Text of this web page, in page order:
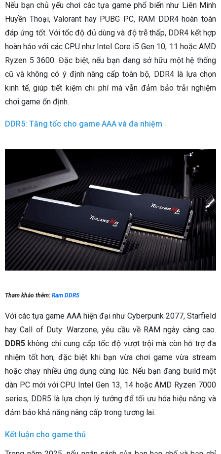
Nếu bạn chủ yếu chơi các tựa game phổ biến như Liên Minh
Huyền Thoại, Valorant hay PUBG PC, RAM DDR4 hoàn toàn
đáp ứng tốt. Với tốc độ đủ dùng và độ trễ thấp, DDR4 kết hợp
hoàn hảo với các CPU như Intel Core i5 Gen 10, 11 hoặc AMD
Ryzen 5 3600. Đặc biệt, nếu bạn đang sở hữu một hệ thống
cũ và không có ý định nâng cấp toàn bộ, DDR4 là lựa chọn
kinh tế, giúp tiết kiệm chi phí mà vẫn đảm bảo trải nghiệm
chơi game ổn định.
DDR5: Tăng tốc cho game AAA và đa nhiệm
Tham khảo thêm: Ram DDR5
Với các tựa game AAA hiện đại như Cyberpunk 2077, Starfield
hay Call of Duty: Warzone, yêu cầu về RAM ngày càng cao.
DDR5 không chỉ cung cấp tốc độ vượt trội mà còn hỗ trợ đa
nhiệm tốt hơn, đặc biệt khi bạn vừa chơi game vừa stream
hoặc chạy nhiều ứng dụng cùng lúc. Nếu bạn đang build một
dàn PC mới với CPU Intel Gen 13, 14 hoặc AMD Ryzen 7000
series, DDR5 là lựa chọn lý tưởng để tối ưu hóa hiệu năng và
đảm bảo khả năng nâng cấp trong tương lai.
Kết luận cho game thủ